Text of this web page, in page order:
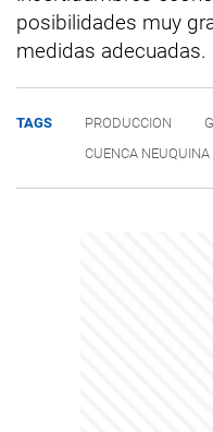
posibilidades muy
medidas adecuadas.
TAGS PRODUCCION
CUENCA NEUQUINA